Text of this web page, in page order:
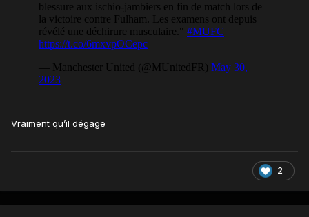
Vraiment qu’il dégage
2